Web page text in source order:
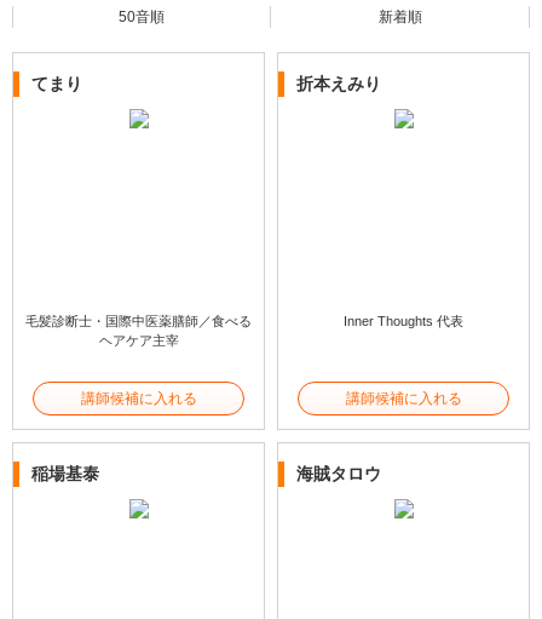
50音順 新着順
てまり
毛髪診断士・国際中医薬膳師／食べる
ヘアケア主宰
講師候補に入れる
折本えみり
Inner Thoughts 代表
講師候補に入れる
稲場基泰 海賊タロウ